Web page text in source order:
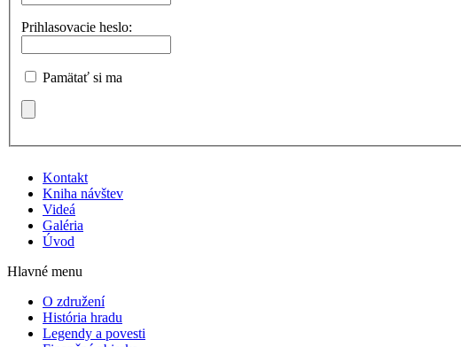
Prihlasovacie heslo:
Pamätať si ma
Kontakt
Kniha návštev
Videá
Galéria
Úvod
Hlavné menu
O združení
História hradu
Legendy a povesti